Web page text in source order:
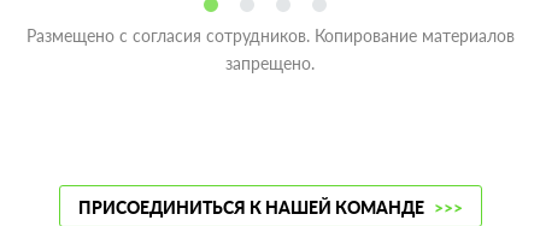
Размещено с согласия сотрудников. Копирование материалов
запрещено.
ПРИСОЕДИНИТЬСЯ К НАШЕЙ КОМАНДЕ >>>